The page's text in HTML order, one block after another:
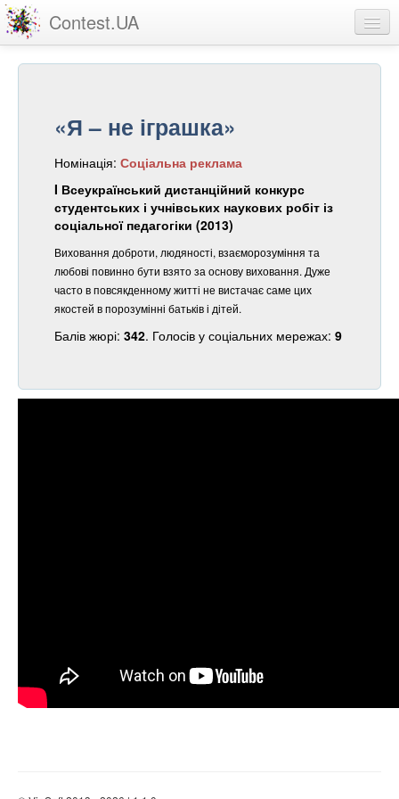
Contest.UA
Статистика
Про проект
«Я – не іграшка»
Номінація: Соціальна реклама
I Всеукраїнський дистанційний конкурс
студентських і учнівських наукових робіт із
соціальної педагогіки (2013)
Виховання доброти, людяності, взаєморозуміння та
любові повинно бути взято за основу виховання. Дуже
часто в повсякденному житті не вистачає саме цих
якостей в порозумінні батьків і дітей.
Балів жюрі: 342. Голосів у соціальних мережах: 9